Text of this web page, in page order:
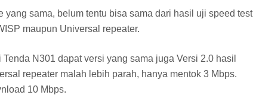
yang sama, belum tentu bisa sama dari hasil uji speed test
maupun Universal repeater.
N301 dapat versi yang sama juga Versi 2.0 hasil
repeater malah lebih parah, hanya mentok 3 Mbps.
10 Mbps.